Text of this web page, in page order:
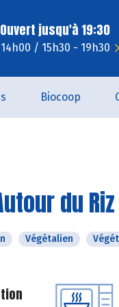
Ouvert jusqu'à 19:30
/ 15h30 - 19h30
Biocoop
du Riz
Végétalien